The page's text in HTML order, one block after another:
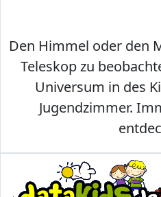
Den Himmel oder den
Teleskop zu
Universum in des
Jugendzimmer.